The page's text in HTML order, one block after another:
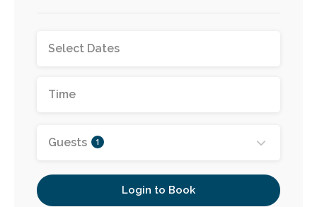
Guests 1
Login to Book